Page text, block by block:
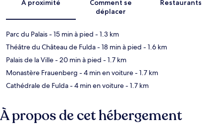
À proximité
Comment se
déplacer
Restaurants
Parc du Palais- 15 min à pied - 1.3 km
Théâtre du Château de Fulda- 18 min à pied - 1.6 km
Palais de la Ville- 20 min à pied - 1.7 km
Monastère Frauenberg - 4 min en voiture- 1.7 km
Cathédrale de Fulda- 4 min en voiture- 1.7 km
À propos de cet hébergement